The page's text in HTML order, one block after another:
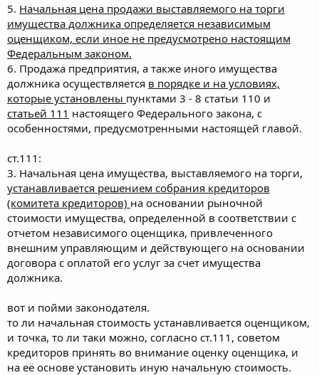
5. Начальная цена продажи выставляемого на торги
имущества должника определяется независимым
оценщиком, если иное не предусмотрено настоящим
Федеральным законом.
6. Продажа предприятия, а также иного имущества
должника осуществляется в порядке и на условиях,
которые установлены пунктами 3 - 8 статьи 110 и
статьей 111 настоящего Федерального закона, с
особенностями, предусмотренными настоящей главой.
ст.111:
3. Начальная цена имущества, выставляемого на торги,
устанавливается решением собрания кредиторов
(комитета кредиторов) на основании рыночной
стоимости имущества, определенной в соответствии с
отчетом независимого оценщика, привлеченного
внешним управляющим и действующего на основании
договора с оплатой его услуг за счет имущества
должника.
вот и пойми законодателя.
то ли начальная стоимость устанавливается оценщиком,
и точка, то ли таки можно, согласно ст.111, советом
кредиторов принять во внимание оценку оценщика, и
на её основе установить иную начальную стоимость.